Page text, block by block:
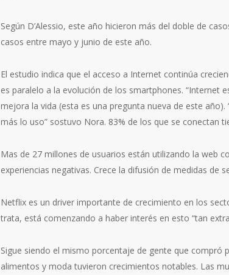
Según D’Alessio, este año hicieron más del doble de
casos entre mayo y junio de este año.
El estudio indica que el acceso a Internet continúa
es paralelo a la evolución de los smartphones. “Internet
mejora la vida (esta es una pregunta nueva de este
más lo uso” sostuvo Nora. 83% de los que se conectan
Mas de 27 millones de usuarios están utilizando la web
experiencias negativas. Crece la difusión de medidas de
Netflix es un driver importante de crecimiento en los
trata, está comenzando a haber interés en esto “tan
Sigue siendo el mismo porcentaje de gente que compró
alimentos y moda tuvieron crecimientos notables. Las